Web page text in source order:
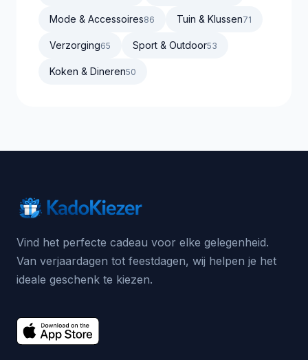
Mode & Accessoires86 Tuin & Klussen71
Verzorging65 Sport & Outdoor53
Koken & Dineren50
Vind het perfecte cadeau voor elke gelegenheid.
Van verjaardagen tot feestdagen, wij helpen je het
ideale geschenk te kiezen.